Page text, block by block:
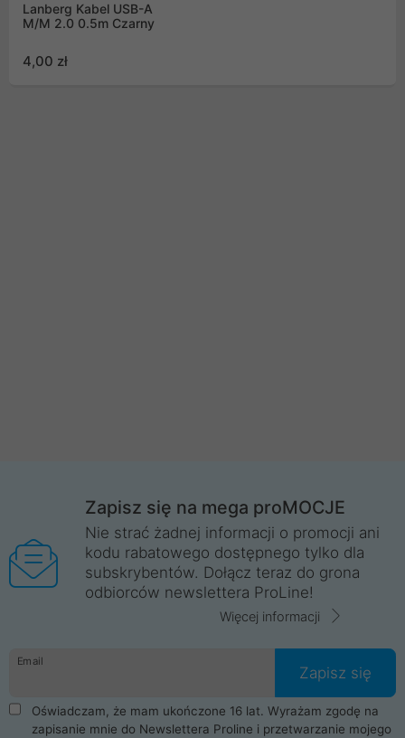
Lanberg Kabel USB-A
M/M 2.0 0.5m Czarny
4,00 zł
Zapisz się na mega proMOCJE
Nie strać żadnej informacji o promocji ani
kodu rabatowego dostępnego tylko dla
subskrybentów. Dołącz teraz do grona
odbiorców newslettera ProLine!
Więcej informacji
Email
Zapisz się
Oświadczam, że mam ukończone 16 lat. Wyrażam zgodę na
zapisanie mnie do Newslettera Proline i przetwarzanie mojego